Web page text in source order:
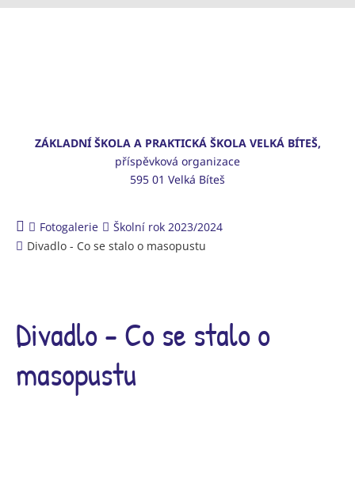
ZÁKLADNÍ ŠKOLA A PRAKTICKÁ ŠKOLA VELKÁ BÍTEŠ,
příspěvková organizace
595 01 Velká Bíteš
Fotogalerie
Školní rok 2023/2024
Divadlo - Co se stalo o masopustu
Divadlo - Co se stalo o
masopustu